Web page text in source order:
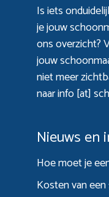
Is iets
je jouw
ons overzicht?
jouw
niet meer
naar info [at]
Nieuws en
Hoe moet je
Kosten van